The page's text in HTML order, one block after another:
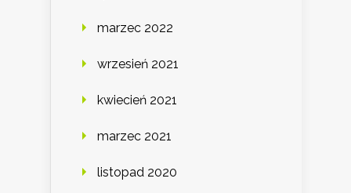
marzec 2022
wrzesień 2021
kwiecień 2021
marzec 2021
listopad 2020